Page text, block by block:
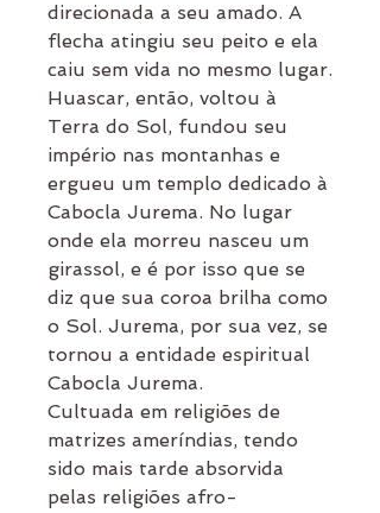
direcionada a seu amado. A
flecha atingiu seu peito e ela
caiu sem vida no mesmo lugar.
Huascar, então, voltou à
Terra do Sol, fundou seu
império nas montanhas e
ergueu um templo dedicado à
Cabocla Jurema. No lugar
onde ela morreu nasceu um
girassol, e é por isso que se
diz que sua coroa brilha como
o Sol. Jurema, por sua vez, se
tornou a entidade espiritual
Cabocla Jurema.
Cultuada em religiões de
matrizes ameríndias, tendo
sido mais tarde absorvida
pelas religiões afro-